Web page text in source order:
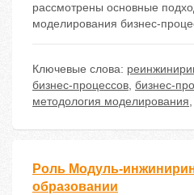
рассмотрены основные
моделирования бизнес-
Ключевые слова:
бизнес-процессов, бизнес-
методология моделирования,
Роль Модуль-
образовании